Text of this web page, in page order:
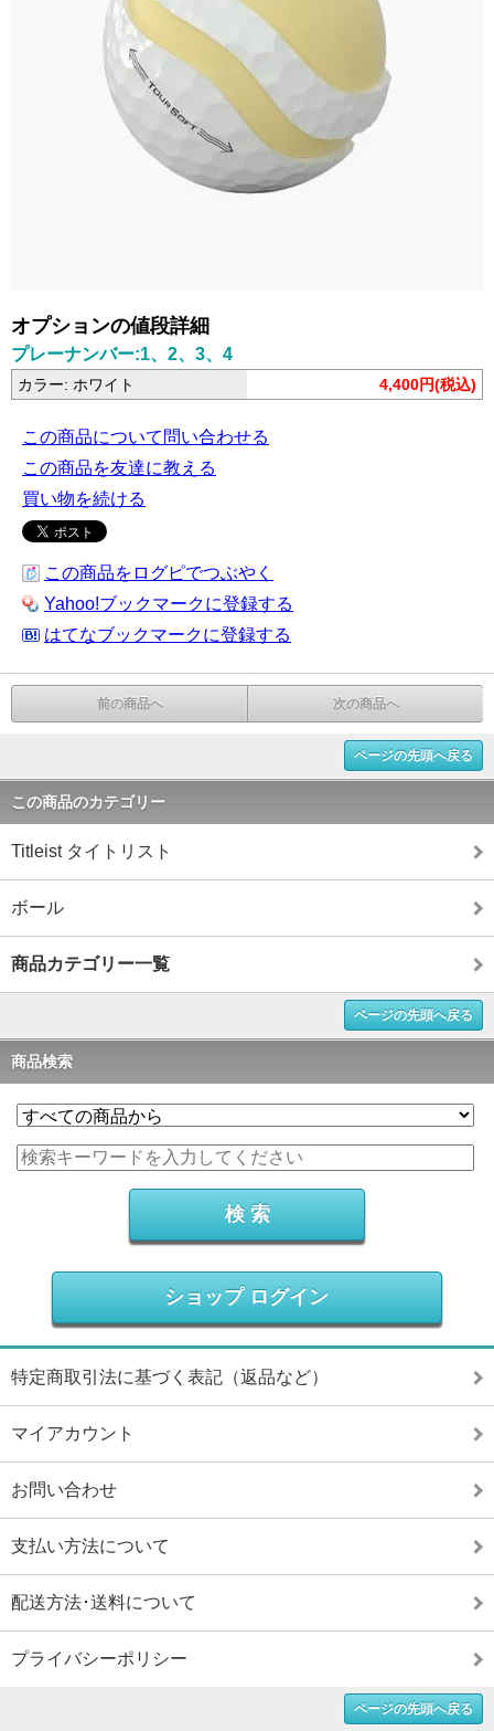
オプションの値段詳細
プレーナンバー:1、2、3、4
カラー: ホワイト 4,400円(税込)
この商品について問い合わせる
この商品を友達に教える
買い物を続ける
この商品をログピでつぶやく
Yahoo!ブックマークに登録する
はてなブックマークに登録する
前の商品へ 次の商品へ
ページの先頭へ戻る
この商品のカテゴリー
Titleist タイトリスト
ボール
商品カテゴリー一覧
ページの先頭へ戻る
商品検索
ショップ ログイン
特定商取引法に基づく表記（返品など）
マイアカウント
お問い合わせ
支払い方法について
配送方法･送料について
プライバシーポリシー
ページの先頭へ戻る